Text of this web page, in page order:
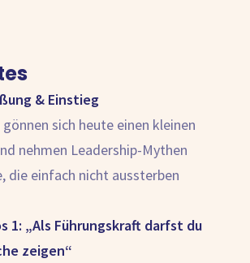
& Einstieg
sich heute einen kleinen
nehmen Leadership-Mythen
die einfach nicht aussterben
1: „Als Führungskraft darfst du
zeigen“